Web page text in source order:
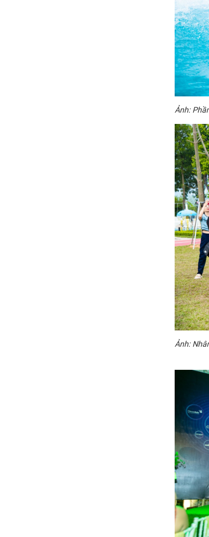
Ảnh:
Ảnh: